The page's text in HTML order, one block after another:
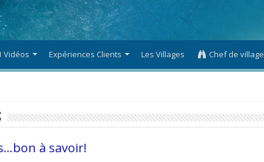
Vidéos Expériences Clients Les Villages Chef de village
à savoir!